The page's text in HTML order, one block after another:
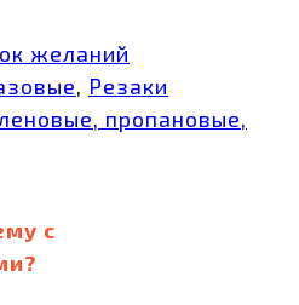
желаний
, Резаки
пропановые,
с